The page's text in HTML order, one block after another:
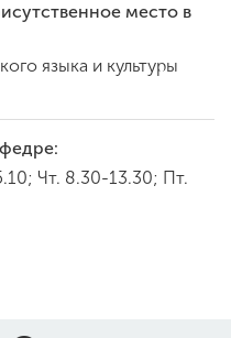
место в
языка и культуры
Чт. 8.30-13.30; Пт.